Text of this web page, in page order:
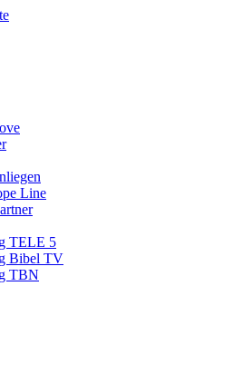
Line
TELE 5
Bibel TV
TBN